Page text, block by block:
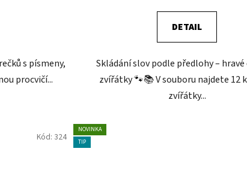
s písmeny,
procvičí...
DETAIL
Skládání slov podle předlohy – hravé
zvířátky 🐾📚 V souboru najdete 12
zvířátky...
Kód: 324
NOVINKA
TIP